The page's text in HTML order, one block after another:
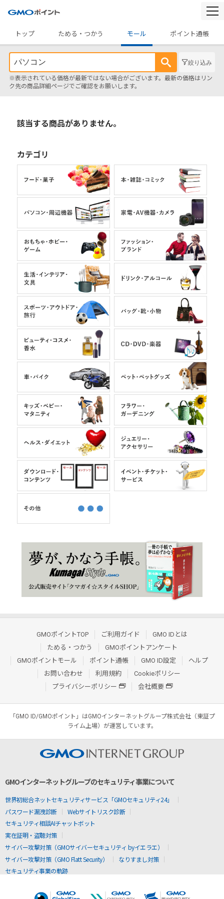
トップ
ためる・つかう モール ポイント通帳
絞り込み
※表示されている価格が最新ではない場合がございます。最新の価格はリン
ク先の商品詳細ページでご確認をお願いします。
該当する商品がありません。
カテゴリ
GMOポイントTOP ご利用ガイド
GMO IDとは
ためる・つかう
GMOポイントアンケート
GMOポイントモール
ポイント通帳 GMO ID設定
ヘルプ
お問い合わせ
利用規約
Cookieポリシー
プライバシーポリシー
会社概要
「GMO ID/GMOポイント」はGMOインターネットグループ株式会社（東証プ
ライム上場）が運営しています。
GMOインターネットグループのセキュリティ事業について
世界初総合ネットセキュリティサービス「GMOセキュリティ24」
パスワード漏洩診断
Webサイトリスク診断
セキュリティ相談AIチャットボット
実在証明・盗聴対策
サイバー攻撃対策（GMOサイバーセキュリティ byイエラエ）
サイバー攻撃対策（GMO Flatt Security）
なりすまし対策
セキュリティ事業の軌跡